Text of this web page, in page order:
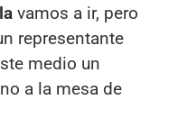
vamos a ir, pero
representante
medio un
a la mesa de